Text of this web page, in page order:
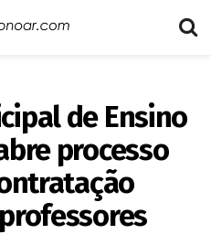
de Ensino
processo